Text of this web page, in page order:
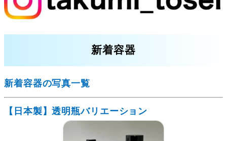
新着容器
新着容器の写真一覧
【日本製】透明瓶バリエーション